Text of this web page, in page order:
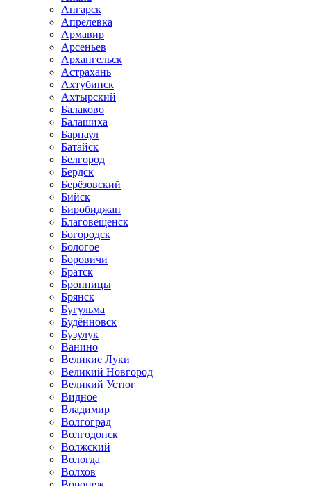
Ангарск
Апрелевка
Армавир
Арсеньев
Архангельск
Астрахань
Ахтубинск
Ахтырский
Балаково
Балашиха
Барнаул
Батайск
Белгород
Бердск
Берёзовский
Бийск
Биробиджан
Благовещенск
Богородск
Бологое
Боровичи
Братск
Бронницы
Брянск
Бугульма
Будённовск
Бузулук
Ванино
Великие Луки
Великий Новгород
Великий Устюг
Видное
Владимир
Волгоград
Волгодонск
Волжский
Вологда
Волхов